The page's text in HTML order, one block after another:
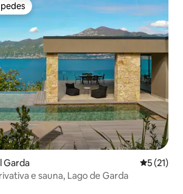
Garda 5 de uma
5 (21)
e sauna, Lago de Garda